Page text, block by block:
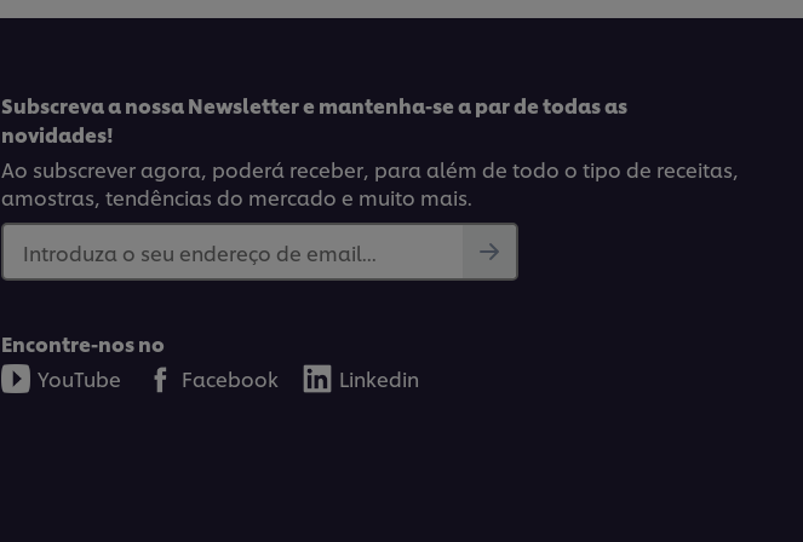
Subscreva a nossa Newsletter e mantenha-se a par de todas as
novidades!
Ao subscrever agora, poderá receber, para além de todo o tipo de receitas,
amostras, tendências do mercado e muito mais.
Introduza o seu endereço de email...
Encontre-nos no
YouTube
Facebook Linkedin